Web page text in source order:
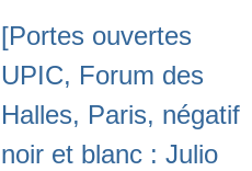
[Portes ouvertes
UPIC, Forum des
Halles, Paris, négatif
noir et blanc : Julio